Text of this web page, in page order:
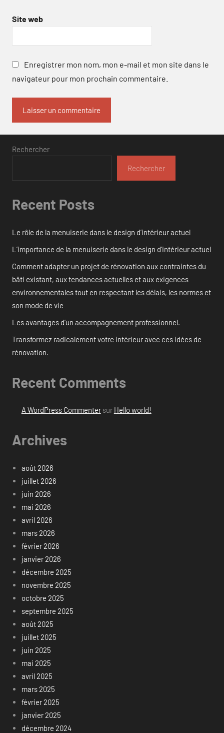
Site web
Enregistrer mon nom, mon e-mail et mon site dans le
navigateur pour mon prochain commentaire.
Rechercher
Rechercher
Recent Posts
Le rôle de la menuiserie dans le design d’intérieur actuel
L’importance de la menuiserie dans le design d’intérieur actuel
Comment adapter un projet de rénovation aux contraintes du
bâti existant, aux tendances actuelles et aux exigences
environnementales tout en respectant les délais, les normes et
son mode de vie
Les avantages d’un accompagnement professionnel.
Transformez radicalement votre intérieur avec ces idées de
rénovation.
Recent Comments
A WordPress Commentersur Hello world!
Archives
août 2026
juillet 2026
juin 2026
mai 2026
avril 2026
mars 2026
février 2026
janvier 2026
décembre 2025
novembre 2025
octobre 2025
septembre 2025
août 2025
juillet 2025
juin 2025
mai 2025
avril 2025
mars 2025
février 2025
janvier 2025
décembre 2024